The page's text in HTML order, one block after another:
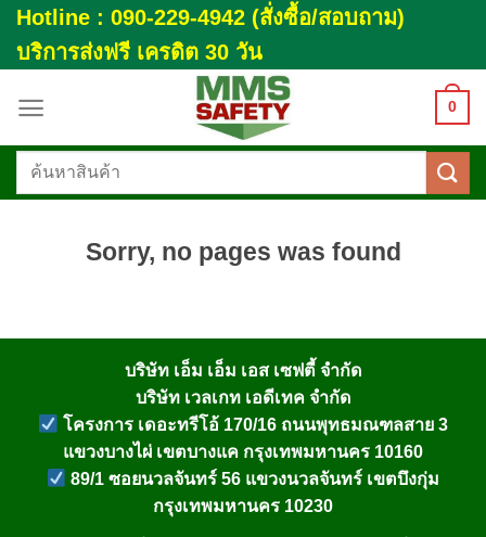
Skip
to
content
Hotline : 090-229-4942 (สั่งซื้อ/สอบถาม)
บริการส่งฟรี เครดิต 30 วัน
0
ค้นหา:
Sorry, no pages was found
บริษัท เอ็ม เอ็ม เอส เซฟตี้ จำกัด
บริษัท เวลเกท เอดีเทค จำกัด
โครงการ เดอะทรีโอ้ 170/16 ถนนพุทธมณฑลสาย 3
แขวงบางไผ่ เขตบางแค กรุงเทพมหานคร 10160
89/1 ซอยนวลจันทร์ 56 แขวงนวลจันทร์ เขตบึงกุ่ม
กรุงเทพมหานคร 10230